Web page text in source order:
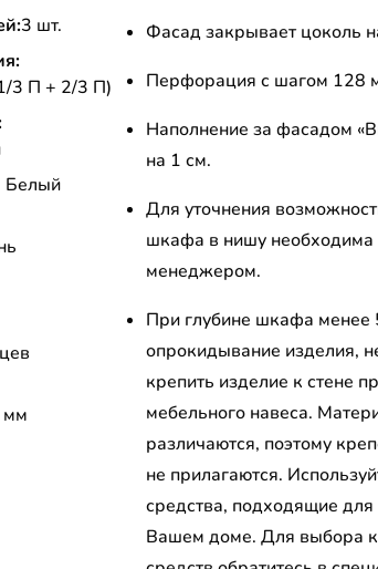
3 шт.
3 П + 2/3 П)
Белый
мм
Фасад закрывает цоколь
Перфорация с шагом 128
Наполнение за фасадом
на 1 см.
Для уточнения
шкафа в нишу необходима
менеджером.
При глубине шкафа
опрокидывание изделия,
крепить изделие к стене
мебельного навеса.
различаются, поэтому
не прилагаются.
средства, подходящие для
Вашем доме. Для выбора